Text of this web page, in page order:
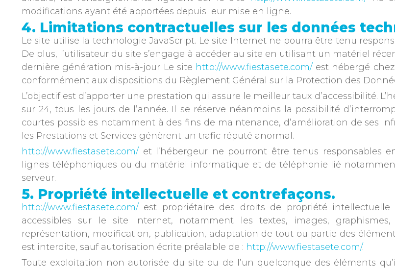
modifications ayant été apportées depuis leur mise en ligne.
4. Limitations contractuelles sur les données
Le site utilise la technologie JavaScript. Le site Internet ne pourra être tenu
De plus, l’utilisateur du site s’engage à accéder au site en utilisant un matériel
dernière génération mis-à-jour Le site http://www.fiestasete.com/est hébergé
conformément aux dispositions du Règlement Général sur la Protection des
L’objectif est d’apporter une prestation qui assure le meilleur taux d’accessibilité.
sur 24, tous les jours de l’année. Il se réserve néanmoins la possibilité
courtes possibles notamment à des fins de maintenance, d’amélioration de ses
les Prestations et Services génèrent un trafic réputé anormal.
http://www.fiestasete.com/ et l’hébergeur ne pourront être tenus responsables
lignes téléphoniques ou du matériel informatique et de téléphonie lié
serveur.
5. Propriété intellectuelle et contrefaçons.
http://www.fiestasete.com/ est propriétaire des droits de propriété
accessibles sur le site internet, notamment les textes, images,
représentation, modification, publication, adaptation de tout ou partie des
est interdite, sauf autorisation écrite préalable de : http://www.fiestasete.com/.
Toute exploitation non autorisée du site ou de l’un quelconque des éléments